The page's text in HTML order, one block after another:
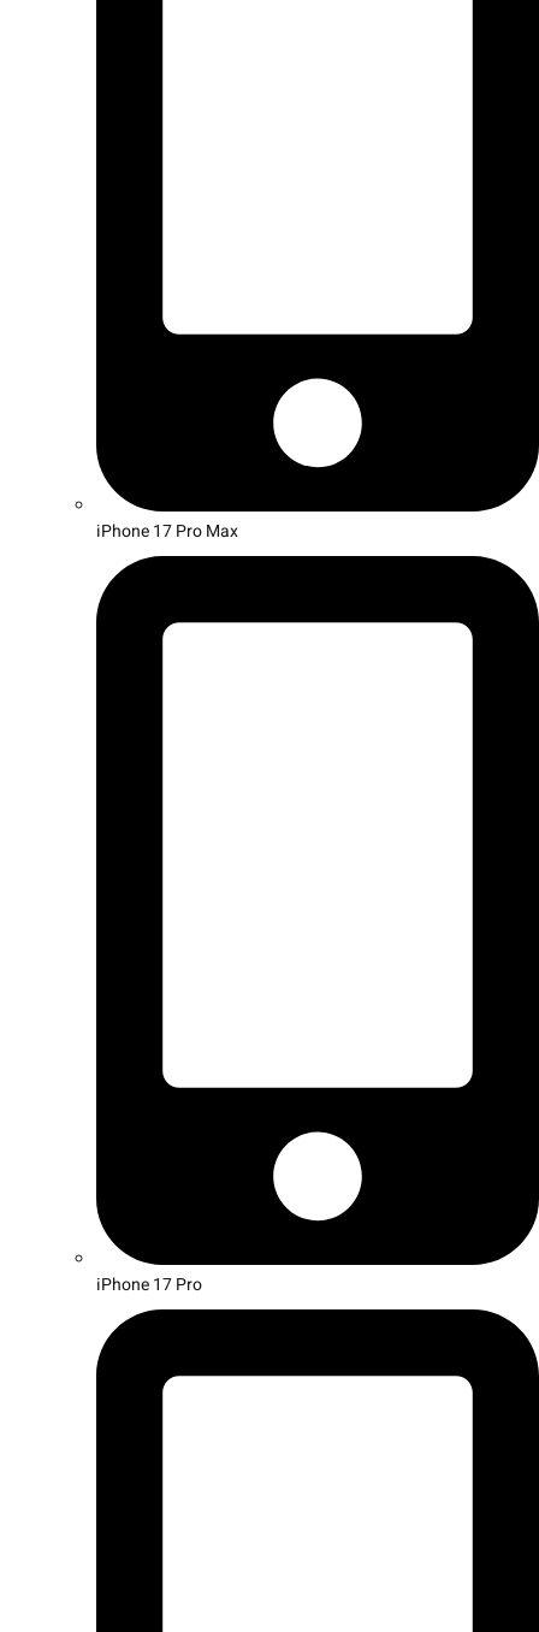
iPhone 17 Pro Max
iPhone 17 Pro